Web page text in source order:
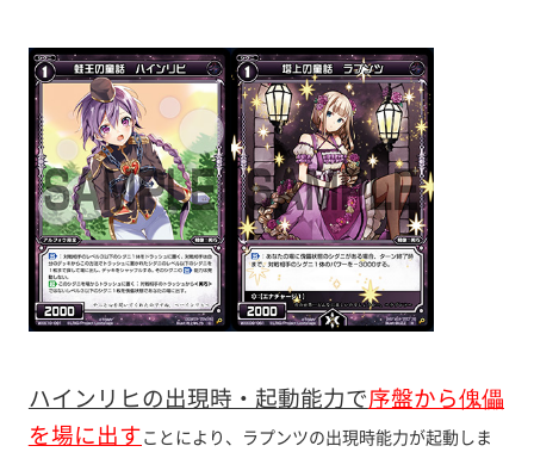
ハインリヒの出現時・起動能力で序盤から傀儡
を場に出すことにより、ラプンツの出現時能力が起動しま